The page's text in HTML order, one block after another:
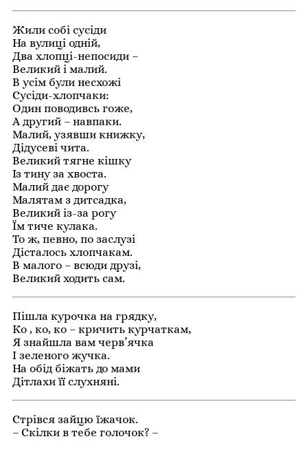
Жили собі сусіди
На вулиці одній,
Два хлопці-непосиди –
Великий і малий.
В усім були несхожі
Сусіди-хлопчаки:
Один поводивсь гоже,
А другий – навпаки.
Малий, узявши книжку,
Дідусеві чита.
Великий тягне кішку
Із тину за хвоста.
Малий дає дорогу
Малятам з дитсадка,
Великий із-за рогу
Їм тиче кулака.
То ж, певно, по заслузі
Дісталось хлопчакам.
В малого – всюди друзі,
Великий ходить сам.
Пішла курочка на грядку,
Ко , ко, ко – кричить курчаткам,
Я знайшла вам черв’ячка
І зеленого жучка.
На обід біжать до мами
Дітлахи її слухняні.
Стрівся зайцю їжачок.
– Скілки в тебе голочок? –